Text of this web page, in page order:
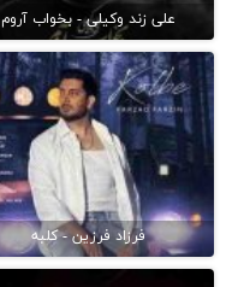
علی زند وکیلی - بخواب آروم
فرزاد فرزین - کلبه